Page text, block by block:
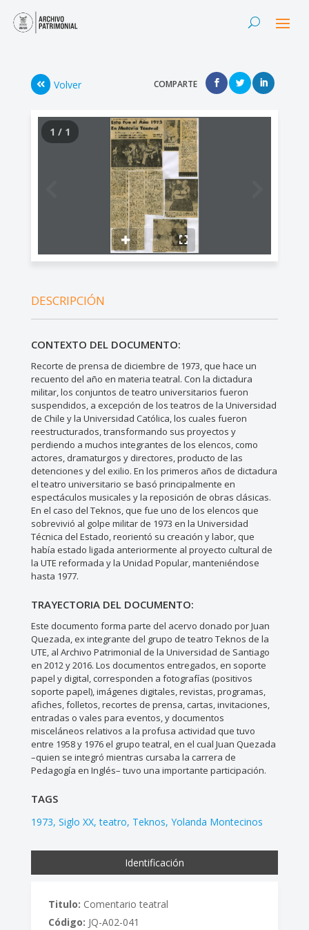
Volver COMPARTE
1 / 1
DESCRIPCIÓN
CONTEXTO DEL DOCUMENTO:
Recorte de prensa de diciembre de 1973, que hace un
recuento del año en materia teatral. Con la dictadura
militar, los conjuntos de teatro universitarios fueron
suspendidos, a excepción de los teatros de la Universidad
de Chile y la Universidad Católica, los cuales fueron
reestructurados, transformando sus proyectos y
perdiendo a muchos integrantes de los elencos, como
actores, dramaturgos y directores, producto de las
detenciones y del exilio. En los primeros años de dictadura
el teatro universitario se basó principalmente en
espectáculos musicales y la reposición de obras clásicas.
En el caso del Teknos, que fue uno de los elencos que
sobrevivió al golpe militar de 1973 en la Universidad
Técnica del Estado, reorientó su creación y labor, que
había estado ligada anteriormente al proyecto cultural de
la UTE reformada y la Unidad Popular, manteniéndose
hasta 1977.
TRAYECTORIA DEL DOCUMENTO:
Este documento forma parte del acervo donado por Juan
Quezada, ex integrante del grupo de teatro Teknos de la
UTE, al Archivo Patrimonial de la Universidad de Santiago
en 2012 y 2016. Los documentos entregados, en soporte
papel y digital, corresponden a fotografías (positivos
soporte papel), imágenes digitales, revistas, programas,
afiches, folletos, recortes de prensa, cartas, invitaciones,
entradas o vales para eventos, y documentos
misceláneos relativos a la profusa actividad que tuvo
entre 1958 y 1976 el grupo teatral, en el cual Juan Quezada
–quien se integró mientras cursaba la carrera de
Pedagogía en Inglés– tuvo una importante participación.
TAGS
1973 Siglo XX teatro Teknos Yolanda Montecinos
Identificación
Titulo: Comentario teatral
Código: JQ-A02-041